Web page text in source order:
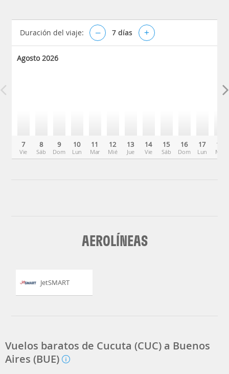
Duración del viaje: – 7 días +
Agosto 2026
7
Vie
8
Sáb
9
Dom
10
Lun
11
Mar
12
Mié
13
Jue
14
Vie
15
Sáb
16
Dom
17
Lun
18
Mar
AEROLÍNEAS
JetSMART
Vuelos baratos de Cucuta (CUC) a Buenos
Aires (BUE)